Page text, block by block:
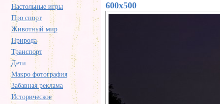
Настольные игры
Про спорт
Животный мир
Природа
Транспорт
Дети
Макро фотография
Забавная реклама
Историческое
600x500